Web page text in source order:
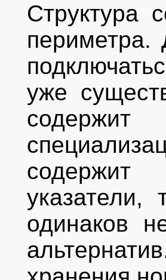
Структура
уже
содержит
указатели,
одинаков